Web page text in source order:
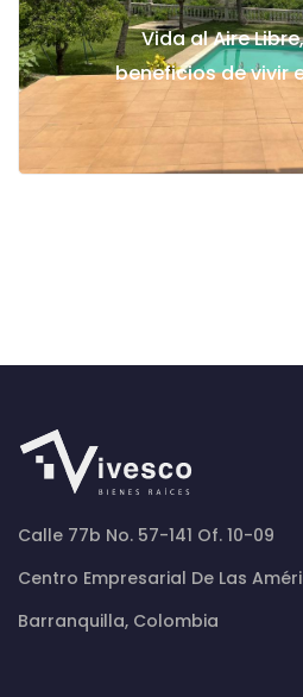
Vida al Aire
beneficios de vivir
Calle 77b No. 57-141 Of. 10-09
Centro Empresarial De Las
Barranquilla, Colombia